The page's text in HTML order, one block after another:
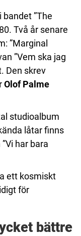
”The
Två år senare
”Marginal
”Vem ska jag
Den skrev
Olof Palme
studioalbum
låtar finns
har bara
ett kosmiskt
för
bättre